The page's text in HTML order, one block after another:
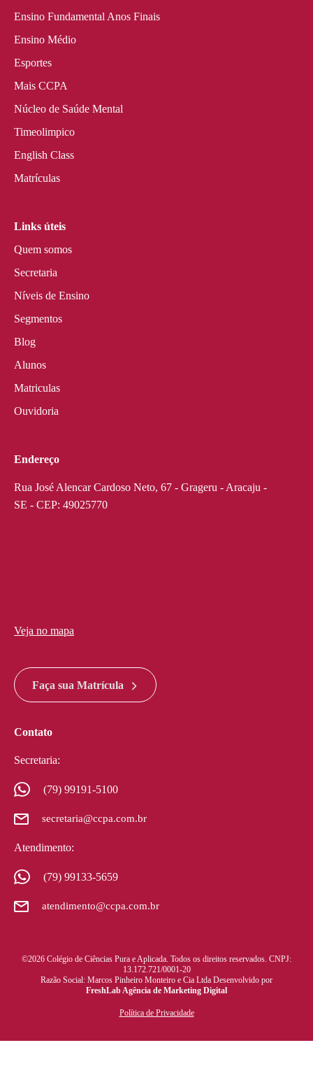
Ensino Fundamental Anos Finais
Ensino Médio
Esportes
Mais CCPA
Núcleo de Saúde Mental
Timeolimpico
English Class
Matrículas
Links úteis
Quem somos
Secretaria
Níveis de Ensino
Segmentos
Blog
Alunos
Matriculas
Ouvidoria
Endereço
Rua José Alencar Cardoso Neto, 67 - Grageru - Aracaju -
SE - CEP: 49025770
Veja no mapa
Faça sua Matrícula
Contato
Secretaria:
(79) 99191-5100
secretaria@ccpa.com.br
Atendimento:
(79) 99133-5659
atendimento@ccpa.com.br
©2026 Colégio de Ciências Pura e Aplicada. Todos os direitos reservados. CNPJ:
13.172.721/0001-20
Razão Social: Marcos Pinheiro Monteiro e Cia Ltda Desenvolvido por
FreshLab Agência de Marketing Digital
Política de Privacidade